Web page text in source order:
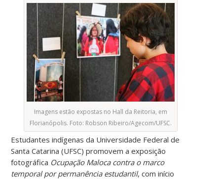
Imagens estão expostas no Hall da Reitoria, em
Florianópolis. Foto: Robson Ribeiro/Agecom/UFSC.
Estudantes indígenas da Universidade Federal de
Santa Catarina (UFSC) promovem a exposição
fotográfica Ocupação Malocacontra o marco
temporal por permanência estudantil, com início